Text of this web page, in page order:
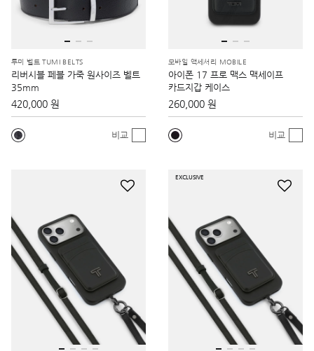
투미 벨트 TUMI BELTS
리버시블 페블 가죽 원사이즈 벨트
35mm
420,000 원
비교
모바일 액세서리 MOBILE
아이폰 17 프로 맥스 맥세이프
카드지갑 케이스
260,000 원
비교
EXCLUSIVE